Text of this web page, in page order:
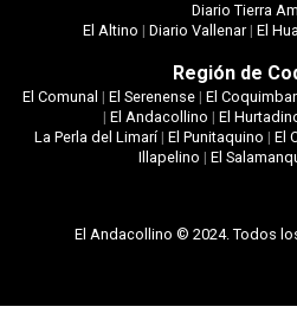
Diario Tierra
El Altino | Diario Vallenar| El
Región de
El Comunal | El Serenense| El
| El Andacollino | El
La Perla del Limarí|El Punitaquino |El
Illapelino | El
El Andacollino © 2024. Todos